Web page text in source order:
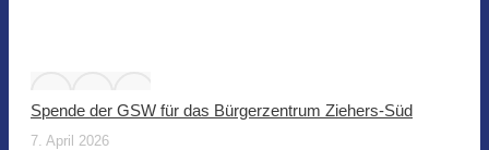
Spende der GSW für das Bürgerzentrum Ziehers-Süd
7. April 2026